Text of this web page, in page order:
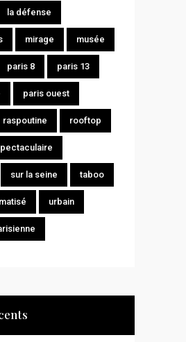
la défense
mirage musée
paris 8 paris 13
paris ouest
raspoutine rooftop
sur la seine taboo
urbain